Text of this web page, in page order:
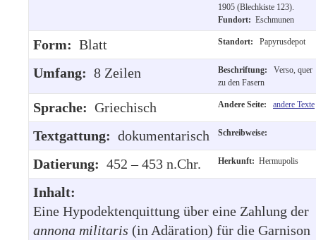
1905 (Blechkiste 123).
Fundort: Eschmunen
Form: Blatt Standort: Papyrusdepot
Umfang: 8 Zeilen Beschriftung:
Verso, quer
zu den Fasern
Sprache: Griechisch Andere Seite: andere Texte
Textgattung: dokumentarisch Schreibweise:
Datierung: 452 – 453 n.Chr. Herkunft: Hermupolis
Inhalt:
Eine Hypodektenquittung über eine Zahlung der
annona militaris (in Adäration) für die Garnison